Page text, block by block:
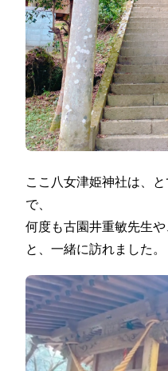
ここ八女津姫神社は、
で、
何度も古園井重敏先生
と、一緒に訪れました。